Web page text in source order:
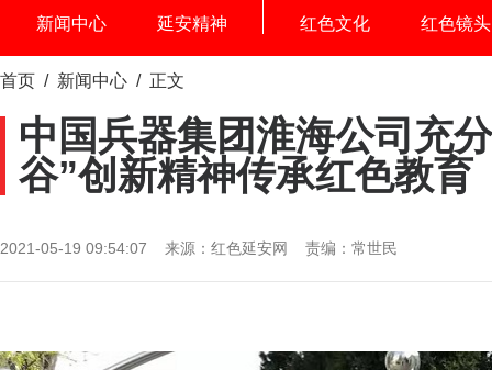
新闻中心
延安精神
红色文化
红色镜头
首页 / 新闻中心 / 正文
中国兵器集团淮海公司充
谷”创新精神传承红色教育
2021-05-19 09:54:07 来源：红色延安网 责编：常世民